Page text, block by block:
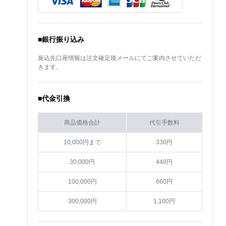
■銀行振り込み
振込先口座情報は注文確定後メールにてご案内させていただ
きます。
■代金引換
商品価格合計 代引手数料
10,000円まで 330円
30,000円 440円
100,000円 660円
300,000円 1,100円